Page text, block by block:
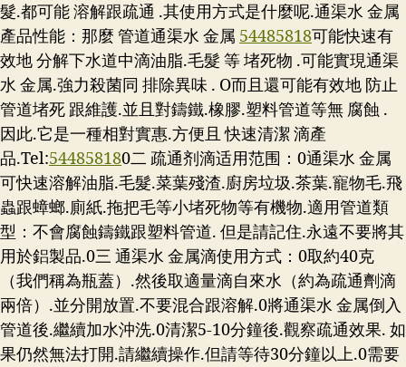
髮.都可能 溶解跟疏通 .其使用方式是什麼呢.通渠水 金属
產品性能：那麼 管道通渠水 金属 54485818可能快速有
效地 分解下水道中滴油脂.毛髮 等 堵死物 .可能實現通渠
水 金属.強力殺菌同 排除異味 . O而且還可能有效地 防止
管道堵死 跟維護.並且對鑄鐵.橡膠.塑料管道等無 腐蝕 .
因此.它是一種相對實惠.方便且 快速清潔 滴產
品.Tel:544858180二 疏通剂滴适用范围：0通渠水 金属
可快速溶解油脂.毛髮.菜葉殘渣.廚房垃圾.茶葉.寵物毛.飛
蟲跟蟑螂.廁紙.拖把毛等小堵死物等有機物.適用管道類
型：不會腐蝕鑄鐵跟塑料管道. 但是請記住.永遠不要將其
用於鋁製品.0三 通渠水 金属滴使用方式：0取約40克
（我們稱為瓶蓋）.然後取適量滴自來水（約為疏通劑滴
兩倍）.並分開放置.不要混合跟溶解.0將通渠水 金属倒入
管道後.繼續加水沖洗.0清潔5-10分鐘後.觀察疏通效果. 如
果仍然無法打開.請繼續操作.但請等待30分鐘以上.0需要